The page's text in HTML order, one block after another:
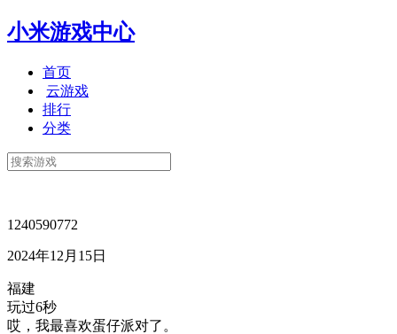
小米游戏中心
首页
云游戏
排行
分类
1240590772
2024年12月15日
福建
玩过6秒
哎，我最喜欢蛋仔派对了。